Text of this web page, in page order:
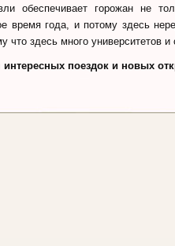
обеспечивает горожан не
года, и потому здесь
здесь много университетов
поездок и новых